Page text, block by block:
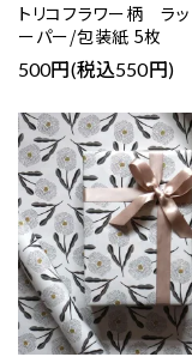
トリコフラワー柄 ラ
ーパー/包装紙 5枚
500円(税込550円)